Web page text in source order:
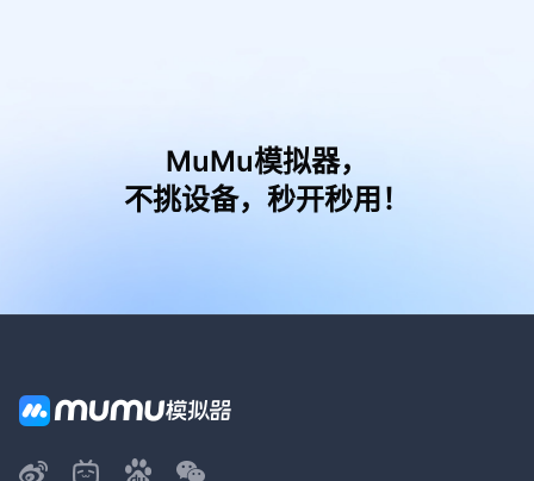
MuMu模拟器，
不挑设备，秒开秒用！